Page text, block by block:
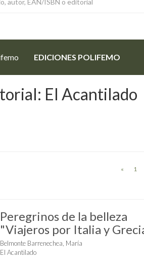
EDICIONES POLIFEMO
El Acantilado
« 1
Peregrinos de la belleza
"Viajeros por Italia y
Belmonte Barrenechea, María
El Acantilado